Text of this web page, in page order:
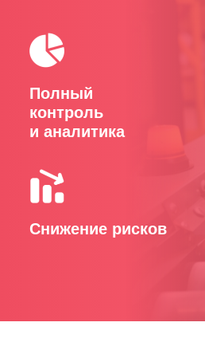
Полный
контроль
и аналитика
Снижение рисков